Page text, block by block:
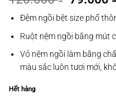
gốc
là:
Đệm ngồi bệt size phổ
Ruột nệm ngồi bằng mút
Vỏ nệm ngồi làm bằng
màu sắc luôn tươi mới,
Hết hàng